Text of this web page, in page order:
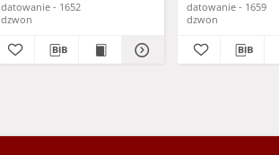
datowanie - 1652
dzwon
datowanie - 1659
dzwon